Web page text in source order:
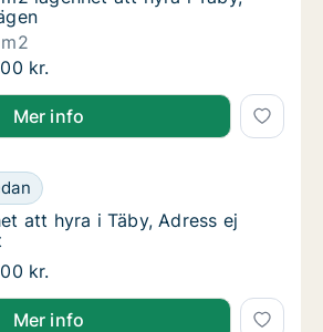
lägenhet att hyra i Täby,
kr.
Mer info
att hyra i Täby, Adress ej angivet
i Täby, Adress ej angivet
att hyra i Täby, Adress ej angivet
att hyra i Täby, Adress ej
att hyra i Täby, Adress ej angivet
kr.
Mer info